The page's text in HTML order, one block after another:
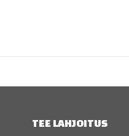
TEE LAHJOITUS